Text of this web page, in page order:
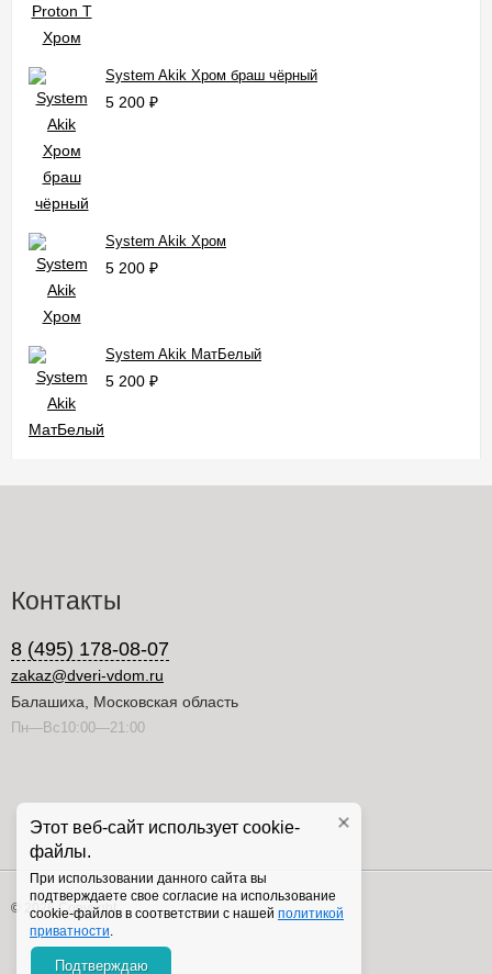
Этот веб-сайт использует cookie-
файлы.
При использовании данного сайта вы
подтверждаете свое согласие на использование
cookie-файлов в соответствии с нашей политикой
приватности.
Подтверждаю
System Akik Хром браш чёрный
5 200 ₽
System Akik Хром
5 200 ₽
System Akik МатБелый
5 200 ₽
Контакты
8 (495) 178-08-07
zakaz@dveri-vdom.ru
Балашиха, Московская область
Пн—Вс10:00—21:00
© 2026 Copyright